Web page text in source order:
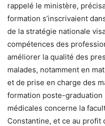
rappelé le ministère,
formation s’inscrivaient
de la stratégie nationale
compétences des
améliorer la qualité des
malades, notamment en
et de prise en charge des
formation poste-graduation
médicales concerne la
Constantine, et ce au